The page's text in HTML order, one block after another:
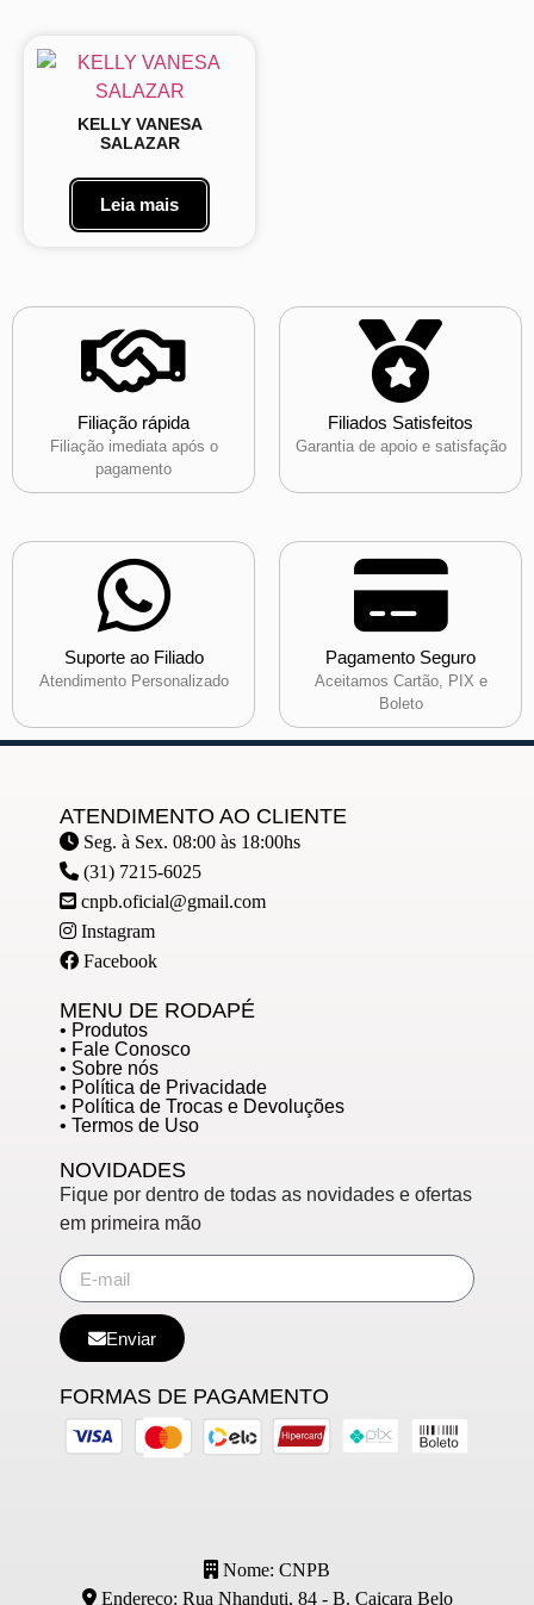
KELLY VANESA
SALAZAR
Leia mais
Filiação rápida
Filiação imediata após o
pagamento
Filiados Satisfeitos
Garantia de apoio e satisfação
Suporte ao Filiado
Atendimento Personalizado
Pagamento Seguro
Aceitamos Cartão, PIX e
Boleto
ATENDIMENTO AO CLIENTE
Seg. à Sex. 08:00 às 18:00hs
(31) 7215-6025
cnpb.oficial@gmail.com
Instagram
Facebook
MENU DE RODAPÉ
• Produtos
• Fale Conosco
• Sobre nós
• Política de Privacidade
• Política de Trocas e Devoluções
• Termos de Uso
NOVIDADES
Fique por dentro de todas as novidades e ofertas
em primeira mão
Enviar
FORMAS DE PAGAMENTO
Nome: CNPB
Endereço: Rua Nhanduti, 84 - B. Caiçara Belo